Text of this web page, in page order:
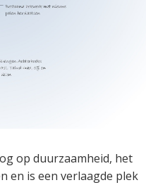
op duurzaamheid, het
en is een verlaagde plek